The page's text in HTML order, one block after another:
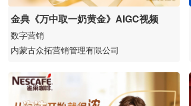
金典《万中取一奶黄金》AIGC视频
数字营销
内蒙古众拓营销管理有限公司